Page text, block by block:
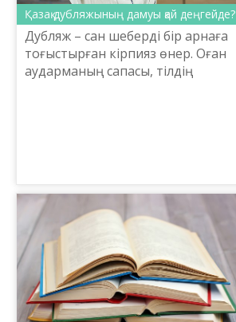
Қазақ дубляжының дамуы қай деңгейде?
Дубляж – сан шеберді бір арнаға
тоғыстырған кірпияз өнер. Оған
аударманың сапасы, тілдің